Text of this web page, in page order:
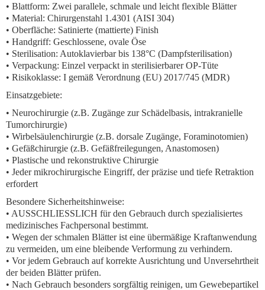
• Blattform: Zwei parallele, schmale und leicht flexible Blätter
• Material: Chirurgenstahl 1.4301 (AISI 304)
• Oberfläche: Satinierte (mattierte) Finish
• Handgriff: Geschlossene, ovale Öse
• Sterilisation: Autoklavierbar bis 138°C (Dampfsterilisation)
• Verpackung: Einzel verpackt in sterilisierbarer OP-Tüte
• Risikoklasse: I gemäß Verordnung (EU) 2017/745 (MDR)
Einsatzgebiete:
• Neurochirurgie (z.B. Zugänge zur Schädelbasis, intrakranielle
Tumorchirurgie)
• Wirbelsäulenchirurgie (z.B. dorsale Zugänge, Foraminotomien)
• Gefäßchirurgie (z.B. Gefäßfreilegungen, Anastomosen)
• Plastische und rekonstruktive Chirurgie
• Jeder mikrochirurgische Eingriff, der präzise und tiefe Retraktion
erfordert
Besondere Sicherheitshinweise:
• AUSSCHLIESSLICH für den Gebrauch durch spezialisiertes
medizinisches Fachpersonal bestimmt.
• Wegen der schmalen Blätter ist eine übermäßige Kraftanwendung
zu vermeiden, um eine bleibende Verformung zu verhindern.
• Vor jedem Gebrauch auf korrekte Ausrichtung und Unversehrtheit
der beiden Blätter prüfen.
• Nach Gebrauch besonders sorgfältig reinigen, um Gewebepartikel